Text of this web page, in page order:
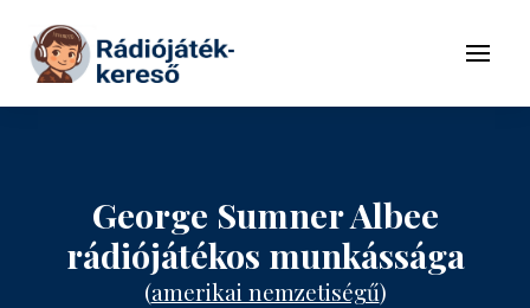
Tovább a tartalomhoz
Menü
George Sumner Albee
rádiójátékos munkássága
(amerikai nemzetiségű)